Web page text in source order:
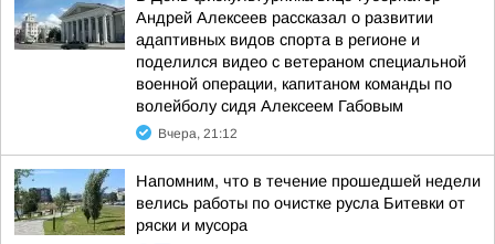
Андрей Алексеев рассказал о развитии
адаптивных видов спорта в регионе и
поделился видео с ветераном специальной
военной операции, капитаном команды по
волейболу сидя Алексеем Габовым
Вчера, 21:12
Напомним, что в течение прошедшей недели
велись работы по очистке русла Битевки от
ряски и мусора